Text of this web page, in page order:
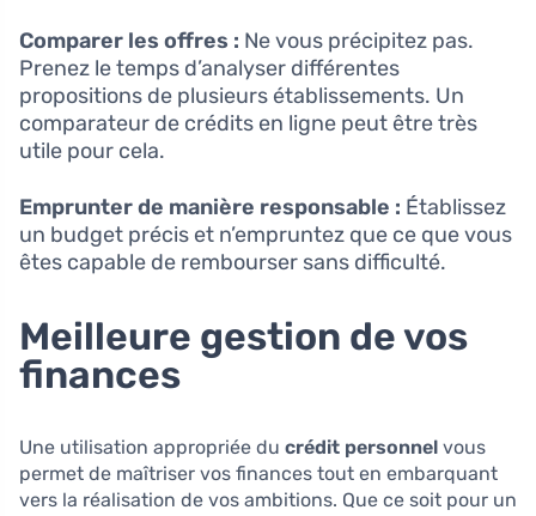
Comparer les offres : Ne vous précipitez pas.
Prenez le temps d’analyser différentes
propositions de plusieurs établissements. Un
comparateur de crédits en ligne peut être très
utile pour cela.
Emprunter de manière responsable : Établissez
un budget précis et n’empruntez que ce que vous
êtes capable de rembourser sans difficulté.
Meilleure gestion de vos
finances
Une utilisation appropriée du crédit personnel vous
permet de maîtriser vos finances tout en embarquant
vers la réalisation de vos ambitions. Que ce soit pour un